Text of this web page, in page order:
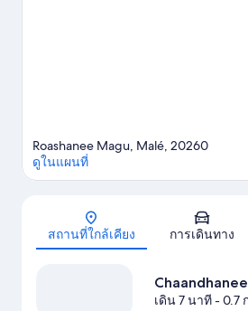
แผนที่
Roashanee Magu, Malé, 20260
ดูในแผนที่
สถานที่ใกล้เคียง การเดินทาง
เดิน 7 นาที- 0.7